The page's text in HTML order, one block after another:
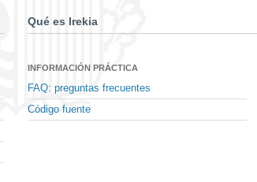
Qué es Irekia
INFORMACIÓN PRÁCTICA
FAQ: preguntas frecuentes
Código fuente